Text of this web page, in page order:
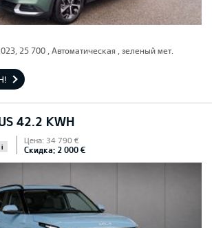
25 700 , Автоматическая , зеленый мет.
42.2 KWH
i
Цена: 34 790 €
Скидка: 2 000 €